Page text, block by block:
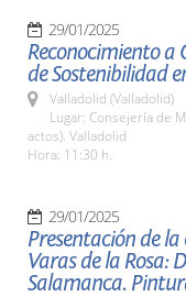
29/01/2025
Reconocimiento a
de Sostenibilidad
Valladolid (Valladolid)
Lugar: Consejería de
actos). Valladolid
Hora: 11:30 h.
29/01/2025
Presentación de
Varas de la Rosa:
Salamanca.